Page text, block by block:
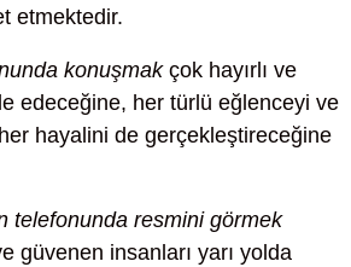
etmektedir.
konuşmakçok hayırlı ve
edeceğine, her türlü eğlenceyi ve
hayalini de gerçekleştireceğine
telefonunda resmini görmek
güvenen insanları yarı yolda